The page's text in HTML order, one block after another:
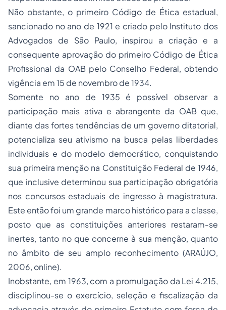
Não obstante, o primeiro Código de Ética estadual,
sancionado no ano de 1921 e criado pelo Instituto dos
Advogados de São Paulo, inspirou a criação e a
consequente aprovação do primeiro Código de Ética
Profissional da OAB pelo Conselho Federal, obtendo
vigência em 15 de novembro de 1934.
Somente no ano de 1935 é possível observar a
participação mais ativa e abrangente da OAB que,
diante das fortes tendências de um governo ditatorial,
potencializa seu ativismo na busca pelas liberdades
individuais e do modelo democrático, conquistando
sua primeira menção na Constituição Federal de 1946,
que inclusive determinou sua participação obrigatória
nos concursos estaduais de ingresso à magistratura.
Este então foi um grande marco histórico para a classe,
posto que as constituições anteriores restaram-se
inertes, tanto no que concerne à sua menção, quanto
no âmbito de seu amplo reconhecimento (ARAÚJO,
2006, online).
Inobstante, em 1963, com a promulgação da Lei 4.215,
disciplinou-se o exercício, seleção e fiscalização da